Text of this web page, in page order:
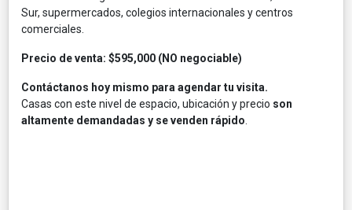
Sur, supermercados, colegios internacionales y centros
comerciales.
Precio de venta: $595,000 (NO negociable)
Contáctanos hoy mismo para agendar tu visita.
Casas con este nivel de espacio, ubicación y precio son
altamente demandadas y se venden rápido